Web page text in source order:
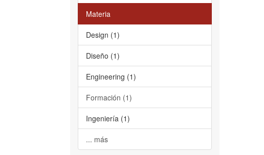
Materia
Design (1)
Diseño (1)
Engineering (1)
Formación (1)
Ingeniería (1)
... más